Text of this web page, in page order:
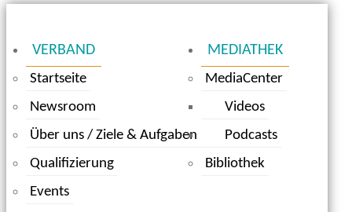
VERBAND
Startseite
Newsroom
Über uns / Ziele & Aufgaben
Qualifizierung
Events
MEDIATHEK
MediaCenter
Videos
Podcasts
Bibliothek